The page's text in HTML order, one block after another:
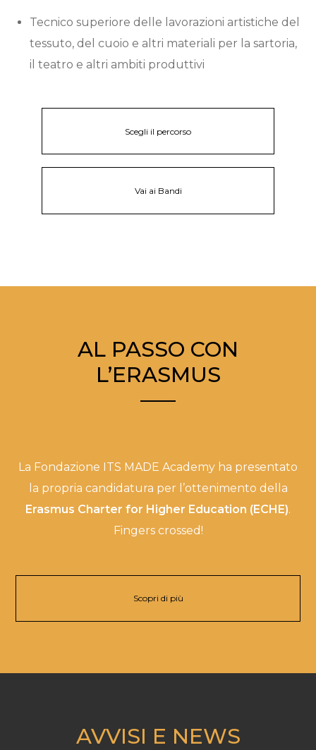
Tecnico superiore delle lavorazioni artistiche del
tessuto, del cuoio e altri materiali per la sartoria,
il teatro e altri ambiti produttivi
Scegli il percorso
Vai ai Bandi
AL PASSO CON
L’ERASMUS
La Fondazione ITS MADE Academy ha presentato
la propria candidatura per l’ottenimento della
Erasmus Charter for Higher Education (ECHE).
Fingers crossed!
Scopri di più
AVVISI E NEWS